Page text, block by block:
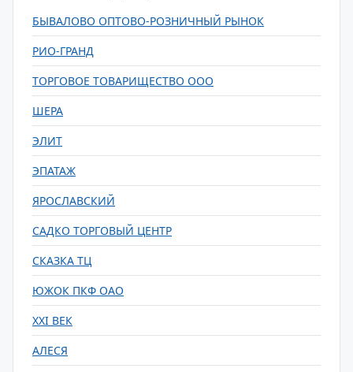
БЫВАЛОВО ОПТОВО-РОЗНИЧНЫЙ РЫНОК
РИО-ГРАНД
ТОРГОВОЕ ТОВАРИЩЕСТВО ООО
ШЕРА
ЭЛИТ
ЭПАТАЖ
ЯРОСЛАВСКИЙ
САДКО ТОРГОВЫЙ ЦЕНТР
СКАЗКА ТЦ
ЮЖОК ПКФ ОАО
XXI ВЕК
АЛЕСЯ